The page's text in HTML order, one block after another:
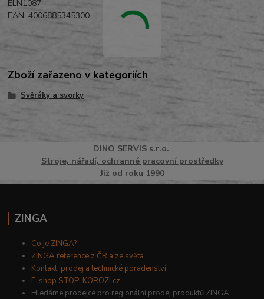
ELN1087
EAN: 4006885345300
Zboží zařazeno v kategoriích
Svěráky a svorky
DINO SERVISs.r.o.
Stroje, nářadí, ochranné pracovní prostředky
Již od roku 1990
ZINGA
Co je ZINGA?
ZINGA reference z ČR a ze světa
Kontakt: prodej a technické poradenství
E-shop STOP-KOROZI.cz
Hledáme prodejce pro regionální prodej produktů ZINGA.